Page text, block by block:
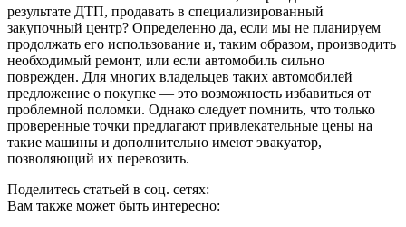
результате ДТП, продавать в специализированный
закупочный центр? Определенно да, если мы не планируем
продолжать его использование и, таким образом, производить
необходимый ремонт, или если автомобиль сильно
поврежден. Для многих владельцев таких автомобилей
предложение о покупке — это возможность избавиться от
проблемной поломки. Однако следует помнить, что только
проверенные точки предлагают привлекательные цены на
такие машины и дополнительно имеют эвакуатор,
позволяющий их перевозить.
Поделитесь статьей в соц. сетях:
Вам также может быть интересно: